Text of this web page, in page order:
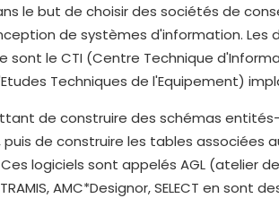
le but de choisir des sociétés de
de systèmes d'information. Les
le CTI (Centre Technique
Techniques de l'Equipement)
de construire des schémas
de construire les tables associées
logiciels sont appelés AGL (atelier
AMC*Designor, SELECT en sont